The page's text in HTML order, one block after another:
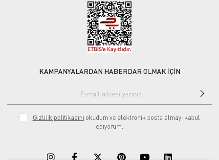
KAMPANYALARDAN HABERDAR OLMAK İÇİN
Gizlilik politikasını okudum ve elektronik posta almayı kabul
ediyorum.